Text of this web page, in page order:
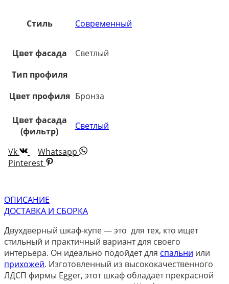
Стиль Современный
Цвет фасада
Светлый
Тип профиля
Цвет профиля Бронза
Цвет фасада
(фильтр)
Светлый
Vk
Whatsapp
Pinterest
ОПИСАНИЕ
ДОСТАВКА И СБОРКА
Двухдверный шкаф-купе — это для тех, кто ищет
стильный и практичный вариант для своего
интерьера. Он идеально подойдет для спальни или
прихожей. Изготовленный из высококачественного
ЛДСП фирмы Egger, этот шкаф обладает прекрасной